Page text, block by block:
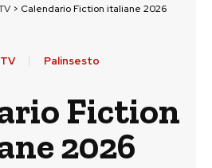
> Calendario Fiction italiane 2026
Palinsesto
Fiction
2026